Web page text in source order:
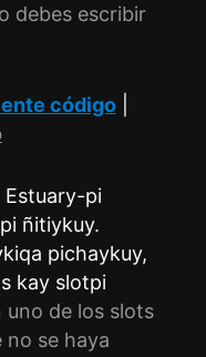
debes escribir
código|
Estuary-pi
ñitiykuy.
pichaykuy,
kay slotpi
uno de los slots
no se haya